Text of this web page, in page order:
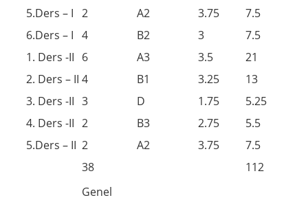
5.Ders – I 2 A2 3.75
7.5
6.Ders – I 4 B2 3
7.5
1. Ders -II 6 A3 3.5
21
2. Ders – II 4 B1 3.25
13
3. Ders -II 3 D 1.75
5.25
4. Ders -II 2 B3 2.75
5.5
5.Ders – II 2 A2 3.75
7.5
38
112
Genel